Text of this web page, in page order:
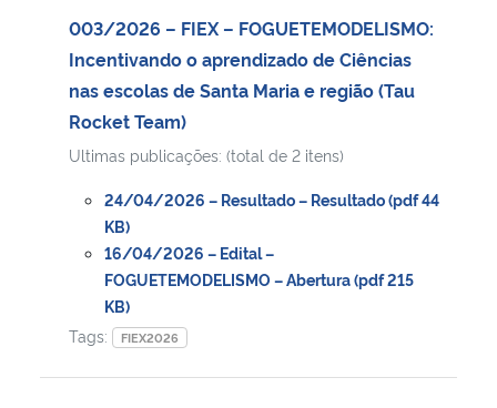
003/2026 – FIEX – FOGUETEMODELISMO:
Incentivando o aprendizado de Ciências
nas escolas de Santa Maria e região (Tau
Rocket Team)
Ultimas publicações: (total de 2 itens)
24/04/2026 – Resultado – Resultado (pdf 44
KB)
16/04/2026 – Edital –
FOGUETEMODELISMO – Abertura (pdf 215
KB)
Tags:
FIEX2026